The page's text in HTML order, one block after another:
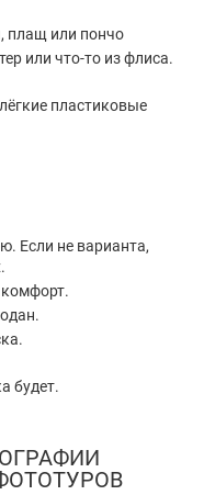
плащ или пончо
или что-то из флиса.
пластиковые
Если не варианта,
будет.